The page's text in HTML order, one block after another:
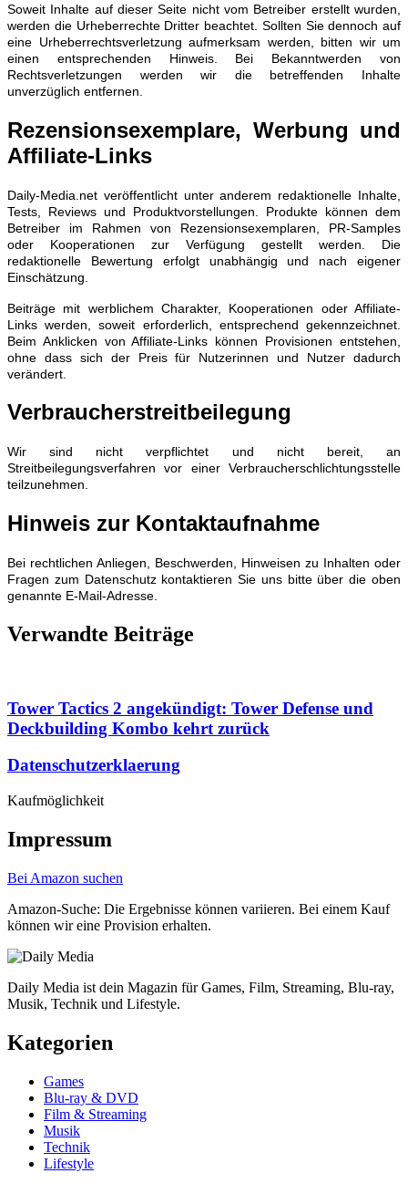
Soweit Inhalte auf dieser Seite nicht vom Betreiber erstellt wurden,
werden die Urheberrechte Dritter beachtet. Sollten Sie dennoch auf
eine Urheberrechtsverletzung aufmerksam werden, bitten wir um
einen entsprechenden Hinweis. Bei Bekanntwerden von
Rechtsverletzungen werden wir die betreffenden Inhalte
unverzüglich entfernen.
Rezensionsexemplare, Werbung und
Affiliate-Links
Daily-Media.net veröffentlicht unter anderem redaktionelle Inhalte,
Tests, Reviews und Produktvorstellungen. Produkte können dem
Betreiber im Rahmen von Rezensionsexemplaren, PR-Samples
oder Kooperationen zur Verfügung gestellt werden. Die
redaktionelle Bewertung erfolgt unabhängig und nach eigener
Einschätzung.
Beiträge mit werblichem Charakter, Kooperationen oder Affiliate-
Links werden, soweit erforderlich, entsprechend gekennzeichnet.
Beim Anklicken von Affiliate-Links können Provisionen entstehen,
ohne dass sich der Preis für Nutzerinnen und Nutzer dadurch
verändert.
Verbraucherstreitbeilegung
Wir sind nicht verpflichtet und nicht bereit, an
Streitbeilegungsverfahren vor einer Verbraucherschlichtungsstelle
teilzunehmen.
Hinweis zur Kontaktaufnahme
Bei rechtlichen Anliegen, Beschwerden, Hinweisen zu Inhalten oder
Fragen zum Datenschutz kontaktieren Sie uns bitte über die oben
genannte E-Mail-Adresse.
Verwandte Beiträge
Tower Tactics 2 angekündigt: Tower Defense und
Deckbuilding Kombo kehrt zurück
Datenschutzerklaerung
Kaufmöglichkeit
Impressum
Bei Amazon suchen
Amazon-Suche: Die Ergebnisse können variieren. Bei einem Kauf
können wir eine Provision erhalten.
Daily Media ist dein Magazin für Games, Film, Streaming, Blu-ray,
Musik, Technik und Lifestyle.
Kategorien
Games
Blu-ray & DVD
Film & Streaming
Musik
Technik
Lifestyle